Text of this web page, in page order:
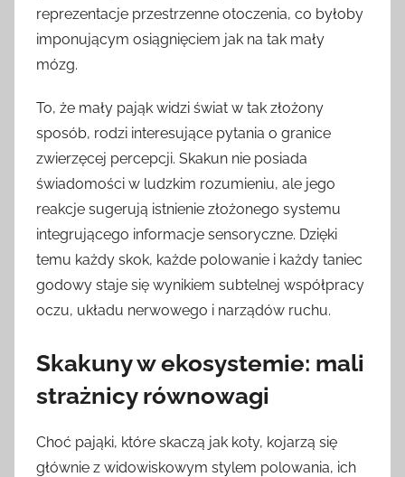
reprezentacje przestrzenne otoczenia, co byłoby
imponującym osiągnięciem jak na tak mały
mózg.
To, że mały pająk widzi świat w tak złożony
sposób, rodzi interesujące pytania o granice
zwierzęcej percepcji. Skakun nie posiada
świadomości w ludzkim rozumieniu, ale jego
reakcje sugerują istnienie złożonego systemu
integrującego informacje sensoryczne. Dzięki
temu każdy skok, każde polowanie i każdy taniec
godowy staje się wynikiem subtelnej współpracy
oczu, układu nerwowego i narządów ruchu.
Skakuny w ekosystemie: mali
strażnicy równowagi
Choć pająki, które skaczą jak koty, kojarzą się
głównie z widowiskowym stylem polowania, ich